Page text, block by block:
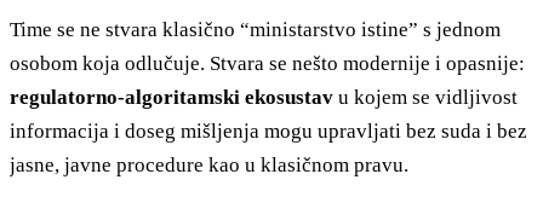
Time se ne stvara klasično “ministarstvo istine” s jednom
osobom koja odlučuje. Stvara se nešto modernije i opasnije:
regulatorno-algoritamski ekosustav u kojem se vidljivost
informacija i doseg mišljenja mogu upravljati bez suda i bez
jasne, javne procedure kao u klasičnom pravu.